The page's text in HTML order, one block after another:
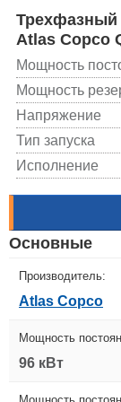
Трехфазный
Atlas Copco
Мощность
Мощность
Напряжение
Тип запуска
Исполнение
Основные
Производитель:
Atlas Copco
Мощность
96 кВт